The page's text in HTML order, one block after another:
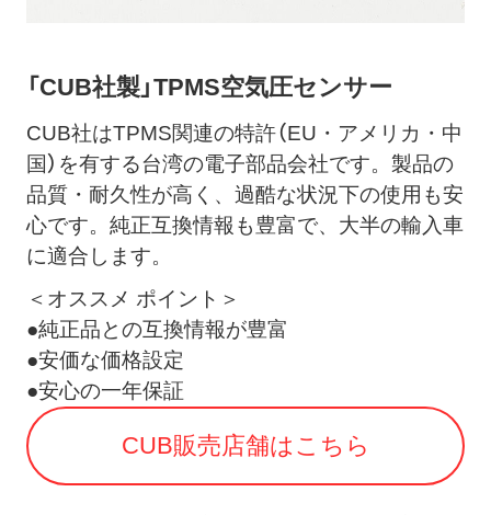
「CUB社製」TPMS空気圧センサー
CUB社はTPMS関連の特許（EU・アメリカ・中
国）を有する台湾の電子部品会社です。製品の
品質・耐久性が高く、過酷な状況下の使用も安
心です。純正互換情報も豊富で、大半の輸入車
に適合します。
＜オススメ ポイント＞
●純正品との互換情報が豊富
●安価な価格設定
●安心の一年保証
CUB販売店舗はこちら